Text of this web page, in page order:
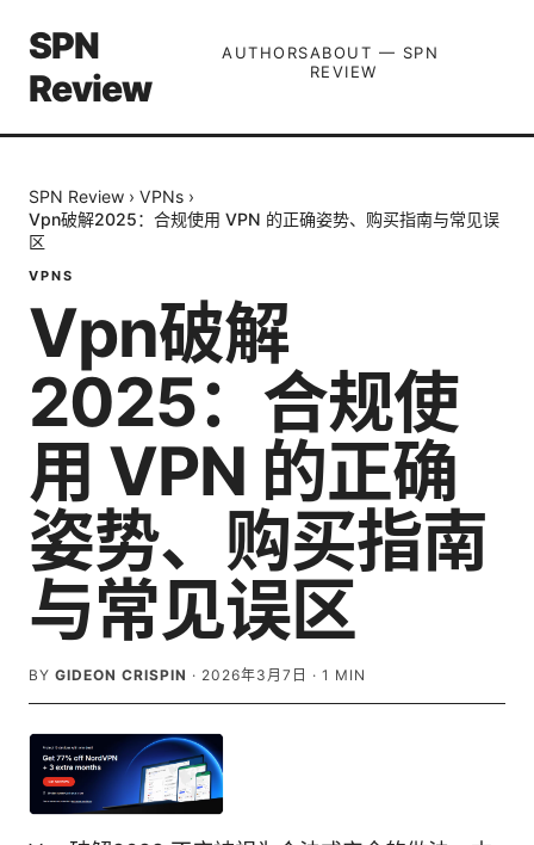
SPN
Review
AUTHORSABOUT — SPN
REVIEW
SPN Review › VPNs ›
Vpn破解2025：合规使用 VPN 的正确姿势、购买指南与常见误
区
VPNS
Vpn破解
2025：合规使
用 VPN 的正确
姿势、购买指南
与常见误区
BY GIDEON CRISPIN · 2026年3月7日 · 1 MIN